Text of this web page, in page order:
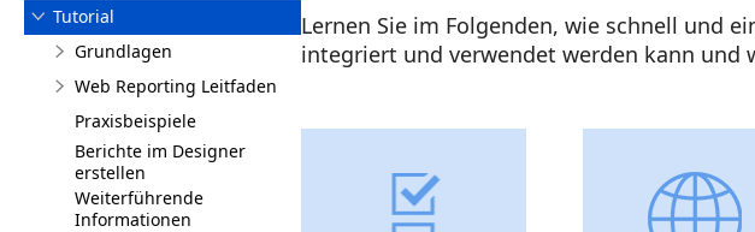
Tutorial
Grundlagen
Web Reporting Leitfaden
Praxisbeispiele
Berichte im Designer
erstellen
Weiterführende
Informationen
Lernen Sie im Folgenden, wie schnell und
integriert und verwendet werden kann und